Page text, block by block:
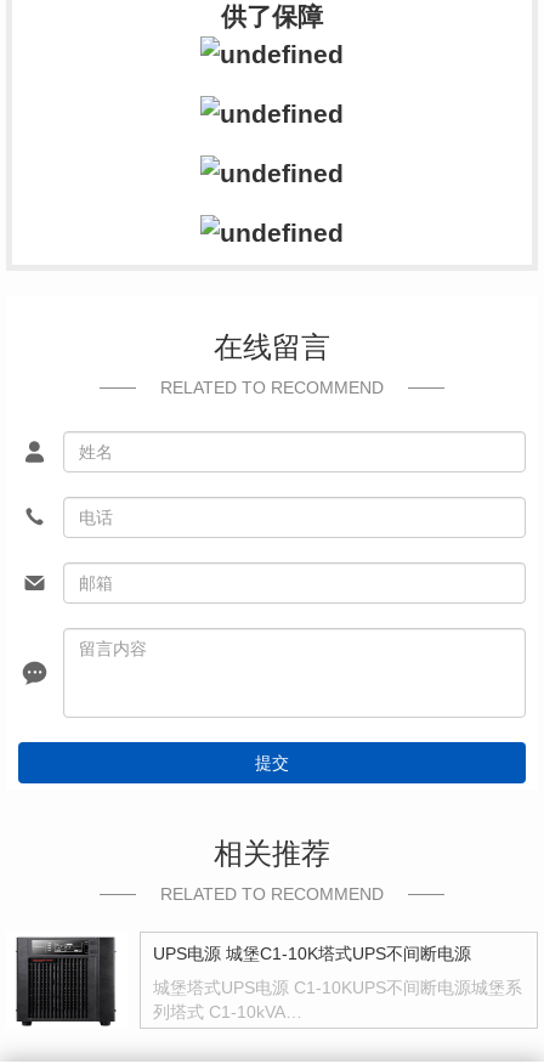
供了保障
在线留言
RELATED TO RECOMMEND
提交
相关推荐
RELATED TO RECOMMEND
UPS电源 城堡C1-10K塔式UPS不间断电源
城堡塔式UPS电源 C1-10KUPS不间断电源城堡系
列塔式 C1-10kVA…